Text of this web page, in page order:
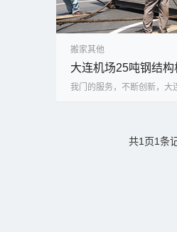
搬家其他
大连机场25吨钢结
我门的服务，不断创新，大
共1页1条